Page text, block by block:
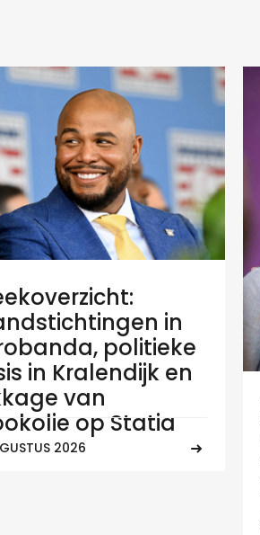
in
politieke
in Kralendijk en
van
op Statia
2026